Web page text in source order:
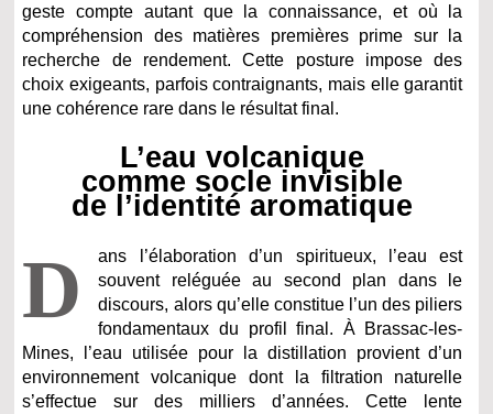
geste compte autant que la connaissance, et où la
compréhension des matières premières prime sur la
recherche de rendement. Cette posture impose des
choix exigeants, parfois contraignants, mais elle garantit
une cohérence rare dans le résultat final.
L’eau volcanique
comme socle invisible
de l’identité aromatique
D
ans l’élaboration d’un spiritueux, l’eau est
souvent reléguée au second plan dans le
discours, alors qu’elle constitue l’un des piliers
fondamentaux du profil final. À Brassac-les-
Mines, l’eau utilisée pour la distillation provient d’un
environnement volcanique dont la filtration naturelle
s’effectue sur des milliers d’années. Cette lente